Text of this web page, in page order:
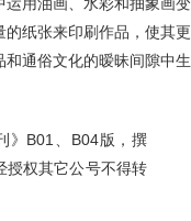
纸张来印刷作品，使其更
通俗文化的暧昧间隙中生
》B01、B04版，撰
授权其它公号不得转